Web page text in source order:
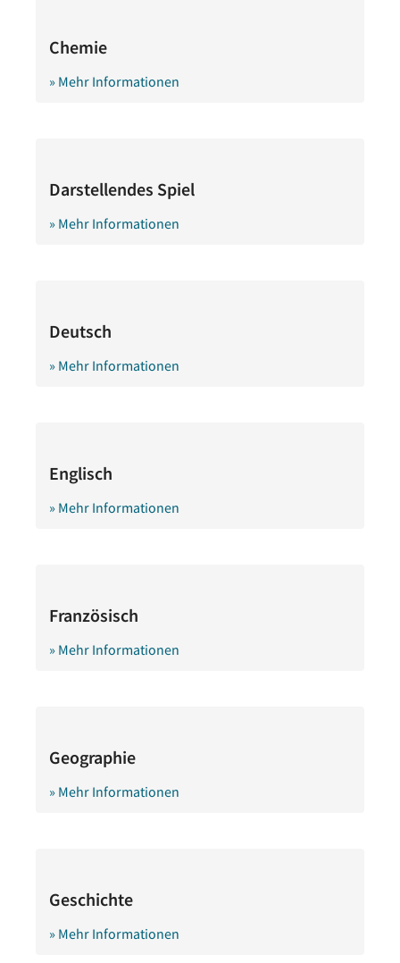
Chemie
» Mehr Informationen
Darstellendes Spiel
» Mehr Informationen
Deutsch
» Mehr Informationen
Englisch
» Mehr Informationen
Französisch
» Mehr Informationen
Geographie
» Mehr Informationen
Geschichte
» Mehr Informationen